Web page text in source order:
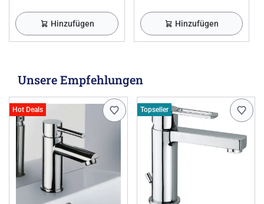
Hinzufügen Hinzufügen
Unsere Empfehlungen
Hot Deals Topseller